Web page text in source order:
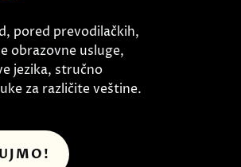
pored prevodilačkih,
obrazovne usluge,
jezika, stručno
za različite veštine.